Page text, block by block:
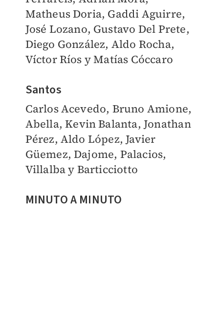
Matheus Doria, Gaddi Aguirre,
José Lozano, Gustavo Del Prete,
Diego González, Aldo Rocha,
Víctor Ríos y Matías Cóccaro
Santos
Carlos Acevedo, Bruno Amione,
Abella, Kevin Balanta, Jonathan
Pérez, Aldo López, Javier
Güemez, Dajome, Palacios,
Villalba y Barticciotto
MINUTO A MINUTO